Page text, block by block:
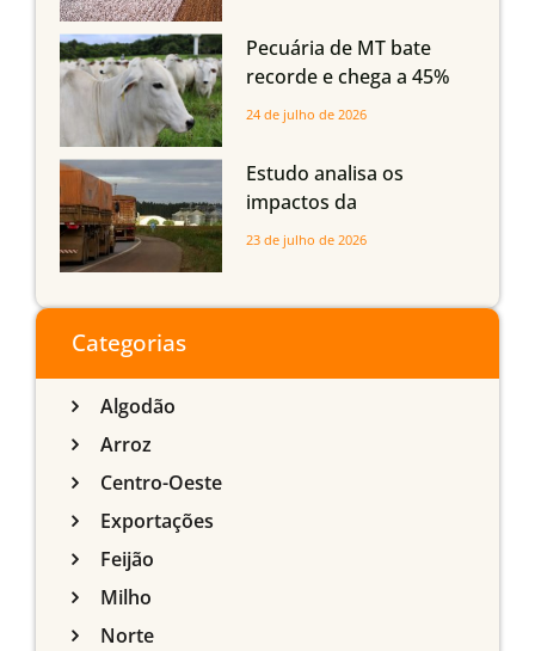
Maranhão
Pecuária de MT bate
recorde e chega a 45%
dos bovinos abatidos
24 de julho de 2026
Estudo analisa os
impactos da
infraestrutura logística
do Sul
23 de julho de 2026
Categorias
Algodão
Arroz
Centro-Oeste
Exportações
Feijão
Milho
Norte